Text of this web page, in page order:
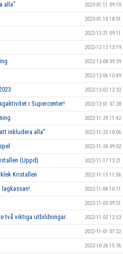
alla” 2023-01-11 09:10
2023-01-10 18:01
2022-12-21 09:11
2022-12-12 13:19
2022-12-08 09:39
2022-12-06 10:49
2022-12-02 12:32
i Supercenter! 2022-12-01 07:28
2022-11-29 11:42
inkludera alla” 2022-11-25 10:06
2022-11-24 09:02
(Uppd) 2022-11-17 13:21
Kristallen 2022-11-15 11:56
2022-11-04 10:11
2022-11-03 09:51
två viktiga utbildningar. 2022-11-02 12:53
2022-11-01 07:22
2022-10-26 15:36